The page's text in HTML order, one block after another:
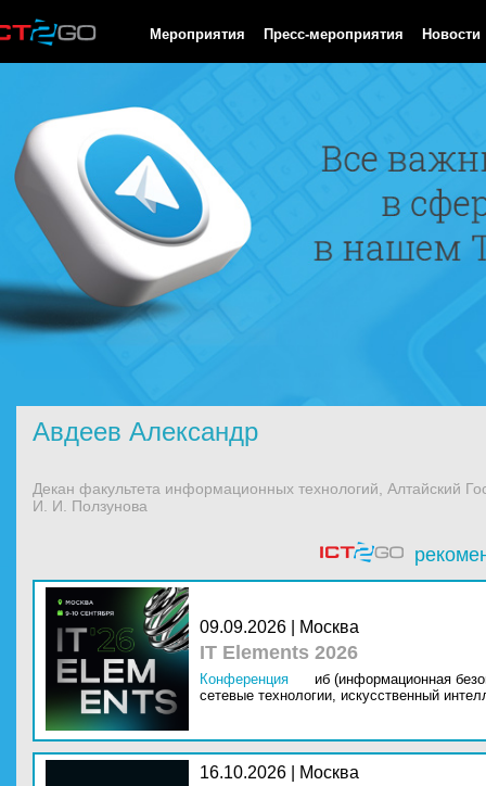
Мероприятия Пресс-мероприятия Новости
Авдеев Александр
Декан факультета информационных технологий, Алтайский
И. И. Ползунова
09.09.2026 | Москва
IT Elements 2026
Конференция
иб (информационная
сетевые технологии, искусственный
16.10.2026 | Москва